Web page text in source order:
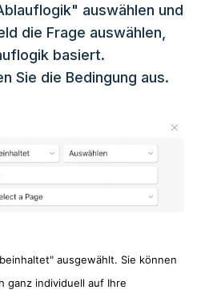
auswählen und
die Frage auswählen,
basiert.
Sie die Bedingung aus.
ausgewählt. Sie können
ganz individuell auf Ihre